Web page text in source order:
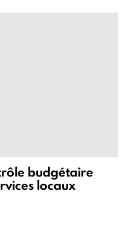
budgétaire
locaux